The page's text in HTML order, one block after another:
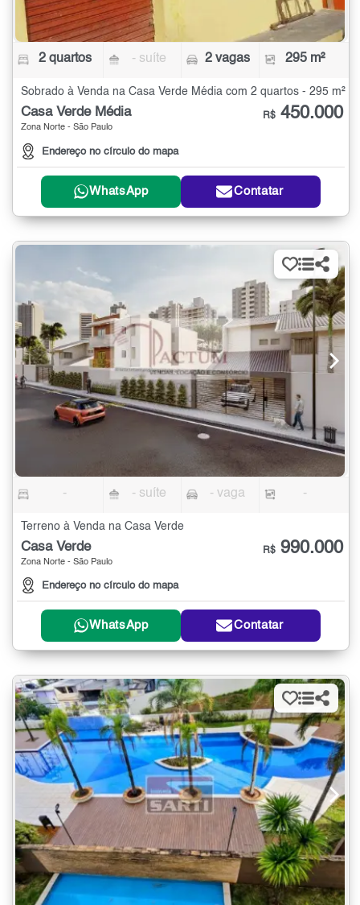
2 quartos - suíte 2 vagas 295 m²
Sobrado à Venda na Casa Verde Média com 2 quartos - 295 m²
Casa Verde Média
Zona Norte - São Paulo
Endereço no círculo do mapa
R$ 450.000
WhatsApp Contatar
- - suíte - vaga -
Terreno à Venda na Casa Verde
Casa Verde
Zona Norte - São Paulo
Endereço no círculo do mapa
R$ 990.000
WhatsApp Contatar